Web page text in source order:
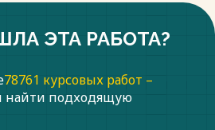
ЭТА РАБОТА?
78761 курсовых работ –
подходящую